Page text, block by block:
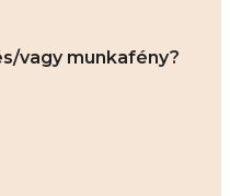
vagy munkafény?